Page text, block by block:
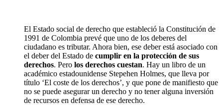
El Estado social de derecho que estableció la Constitución de
1991 de Colombia prevé que uno de los deberes del
ciudadano es tributar. Ahora bien, ese deber está asociado con
el deber del Estado de cumplir en la protección de sus
derechos. Pero los derechos cuestan. Hay un libro de un
académico estadounidense Stepehen Holmes, que lleva por
título ‘El coste de los derechos’, y que pone de manifiesto que
no se puede asegurar un derecho y no tener alguna inversión
de recursos en defensa de ese derecho.